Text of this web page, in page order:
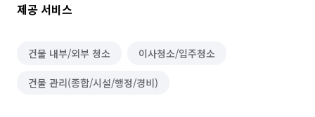
제공 서비스
건물 내부/외부 청소 이사청소/입주청소
건물 관리(종합/시설/행정/경비)